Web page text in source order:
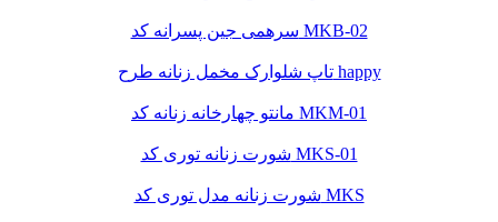
سرهمی جین پسرانه کد MKB-02
تاپ شلوارک مخمل زنانه طرح happy
مانتو چهارخانه زنانه کد MKM-01
شورت زنانه توری کد MKS-01
شورت زنانه مدل توری کد MKS